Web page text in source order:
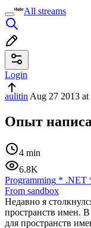
All streams
Login
aulitin Aug 27 2013 at
Опыт
4 min
6.8K
Programming * .NET
From sandbox
Недавно я
пространств имен.
для пространств